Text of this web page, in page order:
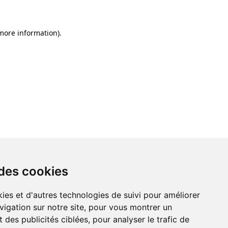
cookies
et d'autres technologies de suivi pour améliorer
sur notre site, pour vous montrer un
des publicités ciblées, pour analyser le trafic de
information).